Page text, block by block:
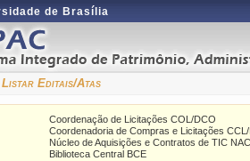
de Brasília
Editais/Atas
Coordenação de Licitações COL/DCO
Coordenadoria de Compras e Licitações
Núcleo de Aquisições e Contratos de TIC
Biblioteca Central BCE